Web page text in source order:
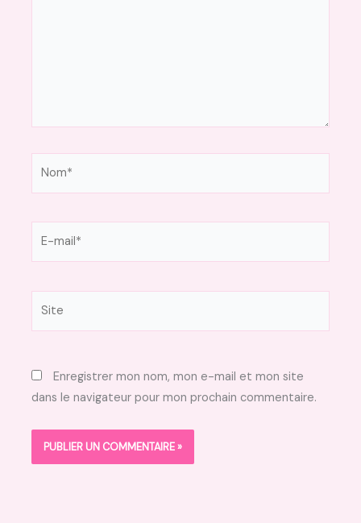
Enregistrer mon nom, mon e-mail et mon site
dans le navigateur pour mon prochain commentaire.